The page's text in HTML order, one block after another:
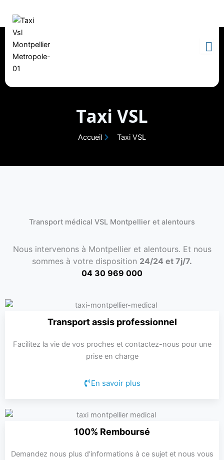
content
Taxi VSL
Accueil Taxi VSL
Transport médical VSL Montpellier et alentours
Nous intervenons à Montpellier et alentours. Et nous
sommes à votre disposition 24/24 et 7j/7.
04 30 969 000
Transport assis professionnel
Facilitez la vie de vos proches et contactez-nous pour une
prise en charge
En savoir plus
100% Remboursé
Demandez nous plus d'informations à ce sujet et nous vous